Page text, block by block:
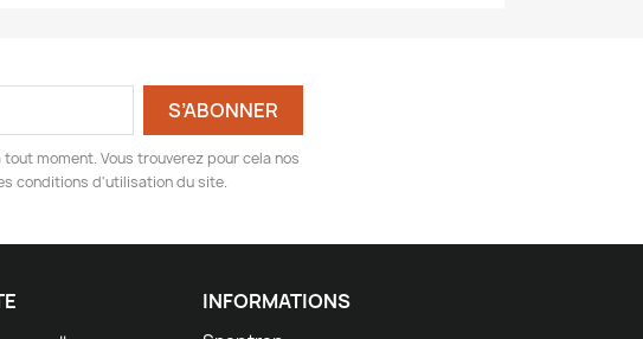
moment. Vous trouverez pour cela nos
conditions d'utilisation du site.
INFORMATIONS